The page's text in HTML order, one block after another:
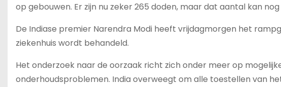
op gebouwen. Er zijn nu zeker 265 doden, maar dat aantal kan
De Indiase premier Narendra Modi heeft vrijdagmorgen het
ziekenhuis wordt behandeld.
Het onderzoek naar de oorzaak richt zich onder meer op
onderhoudsproblemen. India overweegt om alle toestellen van